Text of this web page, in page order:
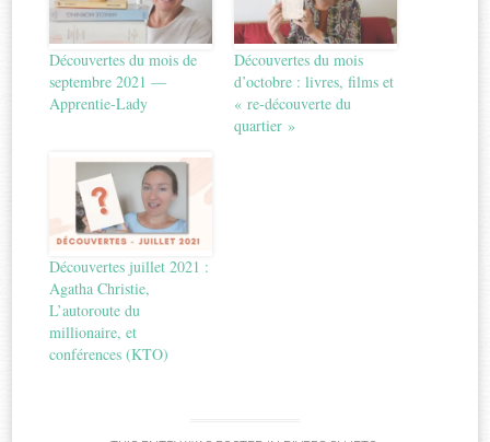
Découvertes du mois de
septembre 2021 —
Apprentie-Lady
Découvertes du mois
d’octobre : livres, films et
« re-découverte du
quartier »
Découvertes juillet 2021 :
Agatha Christie,
L’autoroute du
millionaire, et
conférences (KTO)